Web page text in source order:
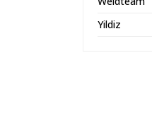
Yildiz